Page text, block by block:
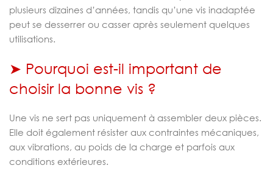
plusieurs dizaines d’années, tandis qu’une vis inadaptée
peut se desserrer ou casser après seulement quelques
utilisations.
➤ Pourquoi est-il important de
choisir la bonne vis ?
Une vis ne sert pas uniquement à assembler deux pièces.
Elle doit également résister aux contraintes mécaniques,
aux vibrations, au poids de la charge et parfois aux
conditions extérieures.